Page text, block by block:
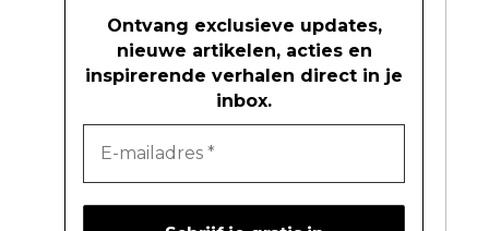
Ontvang exclusieve updates,
nieuwe artikelen, acties en
inspirerende verhalen direct in je
inbox.